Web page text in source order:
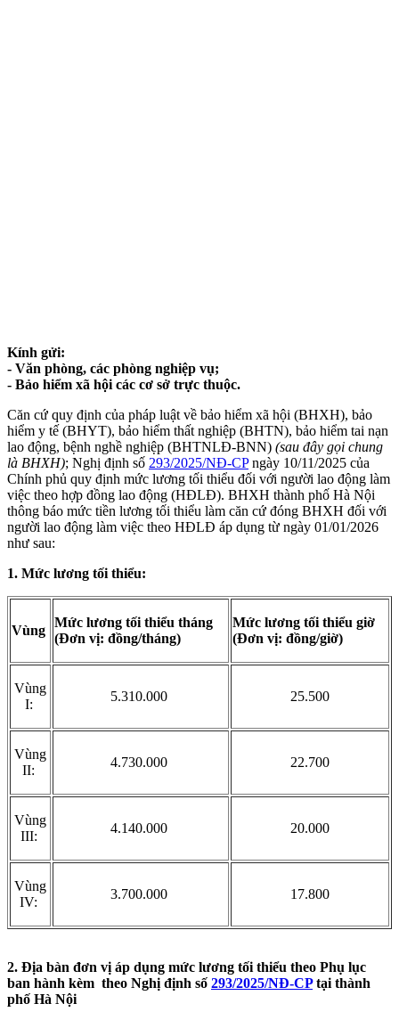
Kính gửi:
- Văn phòng, các phòng nghiệp vụ;
- Bảo hiểm xã hội các cơ sở trực thuộc.
Căn cứ quy định của pháp luật về bảo hiểm xã hội (BHXH), bảo
hiểm y tế (BHYT), bảo hiểm thất nghiệp (BHTN), bảo hiểm tai nạn
lao động, bệnh nghề nghiệp (BHTNLĐ-BNN) (sau đây gọi chung
là BHXH); Nghị định số 293/2025/NĐ-CPngày 10/11/2025 của
Chính phủ quy định mức lương tối thiểu đối với người lao động làm
việc theo hợp đồng lao động (HĐLĐ). BHXH thành phố Hà Nội
thông báo mức tiền lương tối thiểu làm căn cứ đóng BHXH đối với
người lao động làm việc theo HĐLĐ áp dụng từ ngày 01/01/2026
như sau:
1. Mức lương tối thiểu:
Vùng
Mức lương tối thiểu tháng
(Đơn vị: đồng/tháng)
Mức lương tối thiểu giờ
(Đơn vị: đồng/giờ)
Vùng
I:
5.310.000 25.500
Vùng
II:
4.730.000 22.700
Vùng
III:
4.140.000 20.000
Vùng
IV:
3.700.000 17.800
2. Địa bàn đơn vị áp dụng mức lương tối thiểu theo Phụ lục
ban hành kèm theo Nghị định số 293/2025/NĐ-CPtại thành
phố Hà Nội